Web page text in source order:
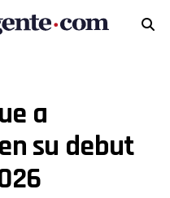
a
su debut